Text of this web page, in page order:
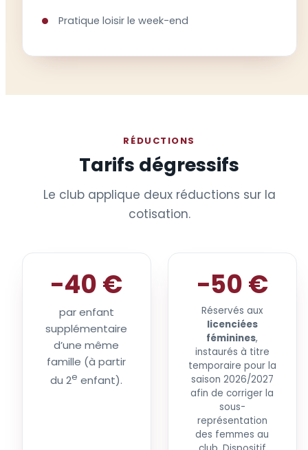
Pratique loisir le week-end
RÉDUCTIONS
Tarifs dégressifs
Le club applique deux réductions sur la
cotisation.
−40 €
par enfant
supplémentaire
d’une même
famille (à partir
du 2e enfant).
−50 €
Réservés aux
licenciées
féminines,
instaurés à titre
temporaire pour la
saison 2026/2027
afin de corriger la
sous-
représentation
des femmes au